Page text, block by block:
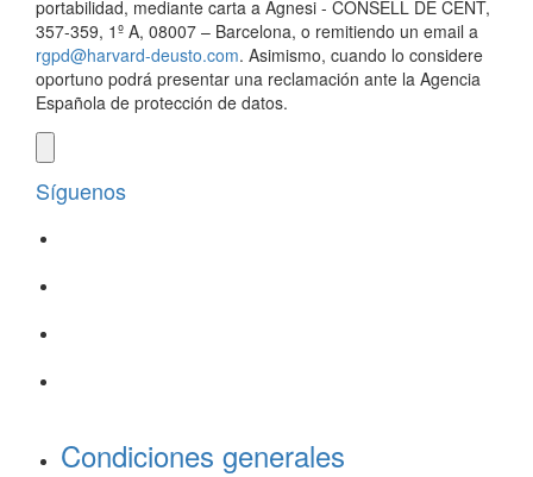
portabilidad, mediante carta a Agnesi - CONSELL DE CENT,
357-359, 1º A, 08007 – Barcelona, o remitiendo un email a
rgpd@harvard-deusto.com. Asimismo, cuando lo considere
oportuno podrá presentar una reclamación ante la Agencia
Española de protección de datos.
Síguenos
Condiciones generales